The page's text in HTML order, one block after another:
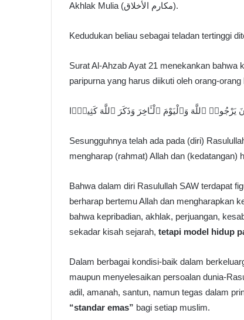
Akhlak Mulia (مكارم الأخلاق).
Kedudukan beliau sebagai teladan tertinggi
Surat Al-Ahzab Ayat 21 menekankan bahwa
paripurna yang harus diikuti oleh orang-orang
ٱللَّهَ وَٱلْيَوْمَ ٱلْـَٔاخِرَ وَذَكَرَ ٱللَّهَ كَثِيرًۭا
Sesungguhnya telah ada pada (diri)
mengharap (rahmat) Allah dan (kedatangan)
Bahwa dalam diri Rasulullah SAW terdapat
berharap bertemu Allah dan mengharapkan
bahwa kepribadian, akhlak, perjuangan,
sekadar kisah sejarah, tetapi model hidup
Dalam berbagai kondisi-baik dalam
maupun menyelesaikan persoalan dunia-
adil, amanah, santun, namun tegas dalam
“standar emas” bagi setiap muslim.